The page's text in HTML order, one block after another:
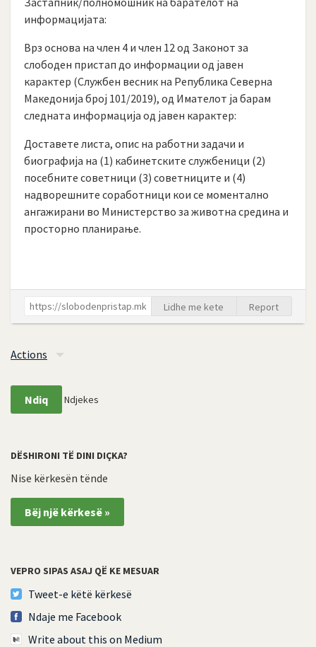
информацијата:
Врз основа на член 4 и член 12 од Законот за
слободен пристап до информации од јавен
карактер (Службен весник на Република Северна
Македонија број 101/2019), од Имателот ја барам
следната информација од јавен карактер:
Доставете листа, опис на работни задачи и
биографија на (1) кабинетските службеници (2)
посебните советници (3) советниците и (4)
надворешните соработници кои се моментално
ангажирани во Министерство за животна средина и
просторно планирање.
Lidhe me kete Report
Actions
Ndiq Ndjekes
DËSHIRONI TË DINI DIÇKA?
Nise kërkesën tënde
Bëj një kërkesë »
VEPRO SIPAS ASAJ QË KE MESUAR
Tweet-e këtë kërkesë
Ndaje me Facebook
Write about this on Medium